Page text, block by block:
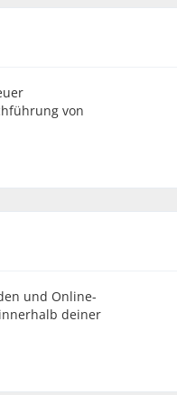
von
und Online-
deiner